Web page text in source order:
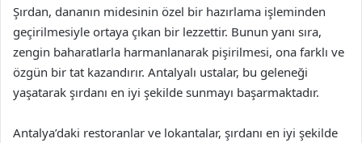
Şırdan, dananın midesinin özel bir hazırlama işleminden
geçirilmesiyle ortaya çıkan bir lezzettir. Bunun yanı sıra,
zengin baharatlarla harmanlanarak pişirilmesi, ona farklı ve
özgün bir tat kazandırır. Antalyalı ustalar, bu geleneği
yaşatarak şırdanı en iyi şekilde sunmayı başarmaktadır.
Antalya’daki restoranlar ve lokantalar, şırdanı en iyi şekilde